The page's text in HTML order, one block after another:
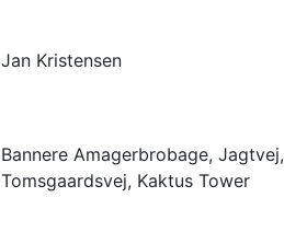
Jan Kristensen
Bannere Amagerbrobage, Jagtvej,
Tomsgaardsvej, Kaktus Tower